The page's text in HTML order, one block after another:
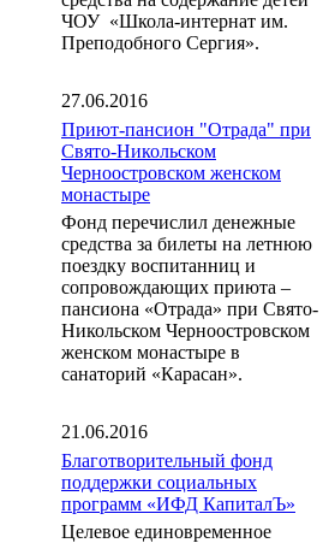
ЧОУ «Школа-интернат им.
Преподобного Сергия».
27.06.2016
Приют-пансион "Отрада" при
Свято-Никольском
Черноостровском женском
монастыре
Фонд перечислил денежные
средства за билеты на летнюю
поездку воспитанниц и
сопровождающих приюта –
пансиона «Отрада» при Свято-
Никольском Черноостровском
женском монастыре в
санаторий «Карасан».
21.06.2016
Благотворительный фонд
поддержки социальных
программ «ИФД КапиталЪ»
Целевое единовременное